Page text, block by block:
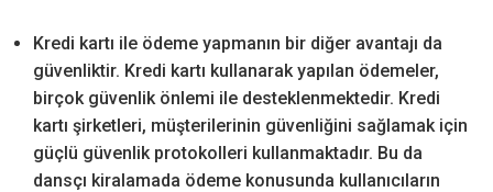
Kredi kartı ile ödeme yapmanın bir diğer avantajı da
güvenliktir. Kredi kartı kullanarak yapılan ödemeler,
birçok güvenlik önlemi ile desteklenmektedir. Kredi
kartı şirketleri, müşterilerinin güvenliğini sağlamak için
güçlü güvenlik protokolleri kullanmaktadır. Bu da
dansçı kiralamada ödeme konusunda kullanıcıların